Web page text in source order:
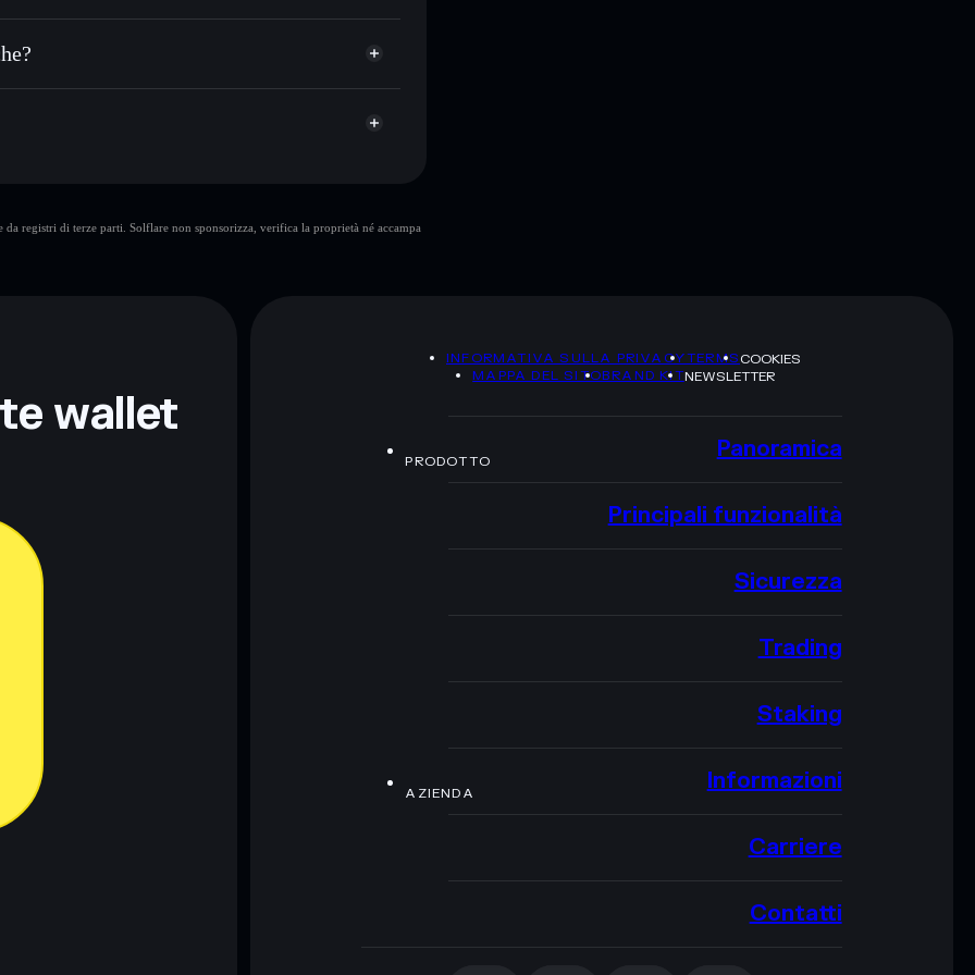
registri di terze parti. Solflare non sponsorizza, verifica la proprietà né accampa
wallet
INFORMATIVA SULLA PRIVACYTERMSCOOKIES
MAPPA DEL SITOBRAND KITNEWSLETTER
PRODOTTO Panoramica
Principali funzionalità
Sicurezza
Trading
Staking
AZIENDA Informazioni
Carriere
Contatti